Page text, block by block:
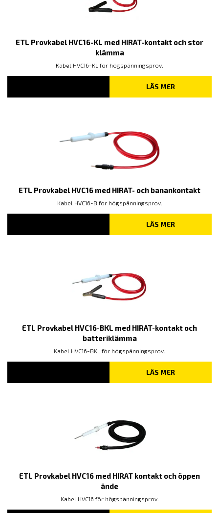
ETL Provkabel HVC16-KL med HIRAT-kontakt och stor
klämma
Kabel HVC16-KL för högspänningsprov.
LÄS MER
ETL Provkabel HVC16 med HIRAT- och banankontakt
Kabel HVC16-B för högspänningsprov.
LÄS MER
ETL Provkabel HVC16-BKL med HIRAT-kontakt och
batteriklämma
Kabel HVC16-BKL för högspänningsprov.
LÄS MER
ETL Provkabel HVC16 med HIRAT kontakt och öppen
ände
Kabel HVC16 för högspänningsprov.